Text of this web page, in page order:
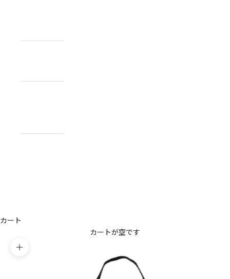
カート
カートが空です
ズームイン